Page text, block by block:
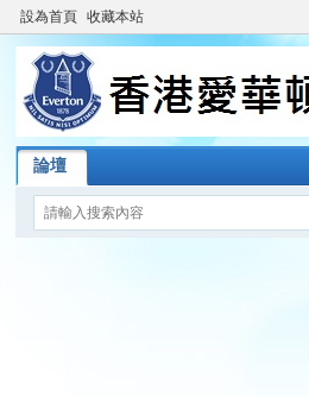
設為首頁 收藏本站
論壇